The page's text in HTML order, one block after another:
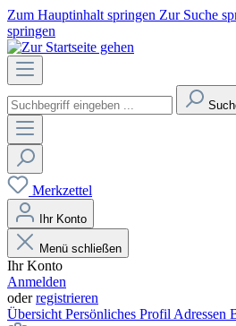
Zum Hauptinhalt springen Zur Suche
springen
Merkzettel
Ihr Konto
Menü schließen
Ihr Konto
Anmelden
oderregistrieren
Übersicht Persönliches Profil Adressen